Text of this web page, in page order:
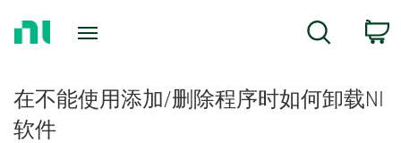
Search
在不能使用添加/删除程序时如何卸载NI
软件